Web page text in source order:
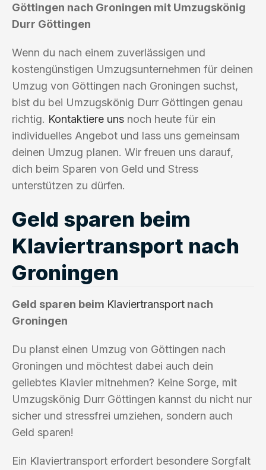
Göttingen nach Groningen mit Umzugskönig
Durr Göttingen
Wenn du nach einem zuverlässigen und
kostengünstigen Umzugsunternehmen für deinen
Umzug von Göttingen nach Groningen suchst,
bist du bei Umzugskönig Durr Göttingen genau
richtig. Kontaktiere uns noch heute für ein
individuelles Angebot und lass uns gemeinsam
deinen Umzug planen. Wir freuen uns darauf,
dich beim Sparen von Geld und Stress
unterstützen zu dürfen.
Geld sparen beim
Klaviertransport nach
Groningen
Geld sparen beim Klaviertransport nach
Groningen
Du planst einen Umzug von Göttingen nach
Groningen und möchtest dabei auch dein
geliebtes Klavier mitnehmen? Keine Sorge, mit
Umzugskönig Durr Göttingen kannst du nicht nur
sicher und stressfrei umziehen, sondern auch
Geld sparen!
Ein Klaviertransport erfordert besondere Sorgfalt